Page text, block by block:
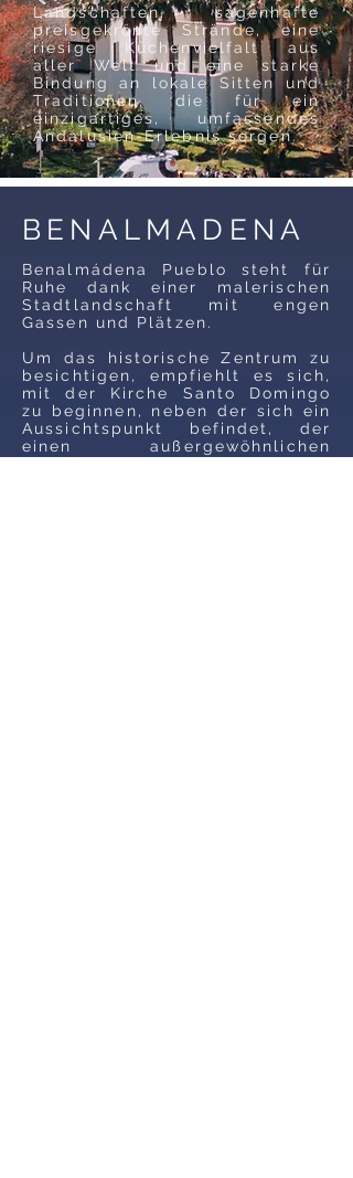
Landschaften, sagenhafte
preisgekrönte Strände, eine
riesige Küchenvielfalt aus
aller Welt und eine starke
Bindung an lokale Sitten und
Traditionen, die für ein
einzigartiges, umfassendes
Andalusien-Erlebnis sorgen.
BENALMADENA
Benalmádena Pueblo steht für
Ruhe dank einer malerischen
Stadtlandschaft mit engen
Gassen und Plätzen.
Um das historische Zentrum zu
besichtigen, empfiehlt es sich,
mit der Kirche Santo Domingo
zu beginnen, neben der sich ein
Aussichtspunkt befindet, der
einen außergewöhnlichen